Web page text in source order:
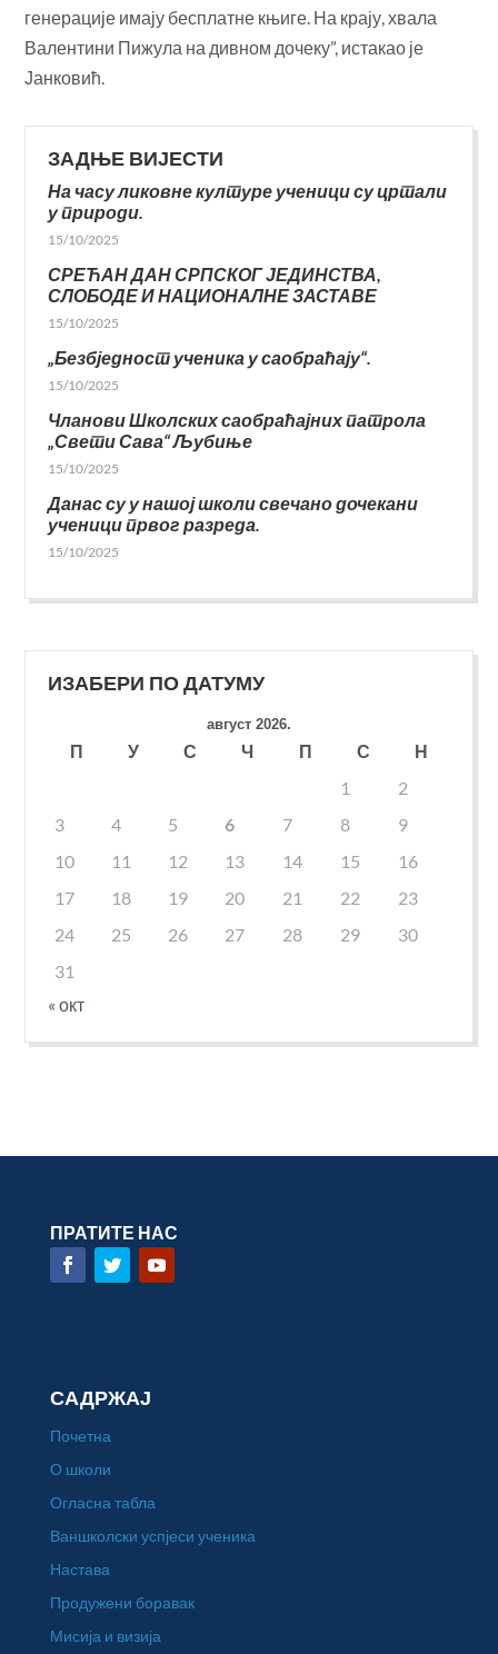
генерације имају бесплатне књиге. На крају, хвала
Валентини Пижула на дивном дочеку”, истакао је
Јанковић.
ЗАДЊЕ ВИЈЕСТИ
На часу ликовне културе ученици су цртали
у природи.
15/10/2025
СРЕЋАН ДАН СРПСКОГ ЈЕДИНСТВА,
СЛОБОДЕ И НАЦИОНАЛНЕ ЗАСТАВЕ
15/10/2025
„Безбједност ученика у саобраћају“.
15/10/2025
Чланови Школских саобраћајних патрола
„Свети Сава“ Љубиње
15/10/2025
Данас су у нашој школи свечано дочекани
ученици првог разреда.
15/10/2025
ИЗАБЕРИ ПО ДАТУМУ
август 2026.
П У С Ч П С
Н
1
2
3
4 5 6 7 8
9
10
11 12 13 14 15
16
17
18 19 20 21 22
23
24
25 26 27 28 29
30
31
« окт
ПРАТИТЕ НАС
САДРЖАЈ
Почетна
О школи
Огласна табла
Ваншколски успјеси ученика
Настава
Продужени боравак
Мисија и визија